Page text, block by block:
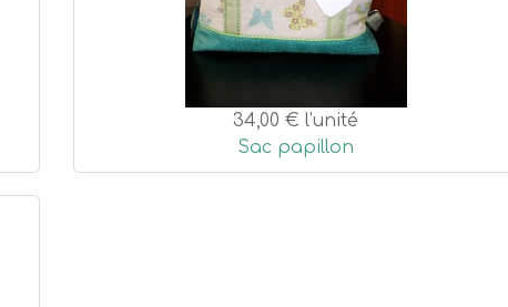
34,00 € l'unité
Sac papillon